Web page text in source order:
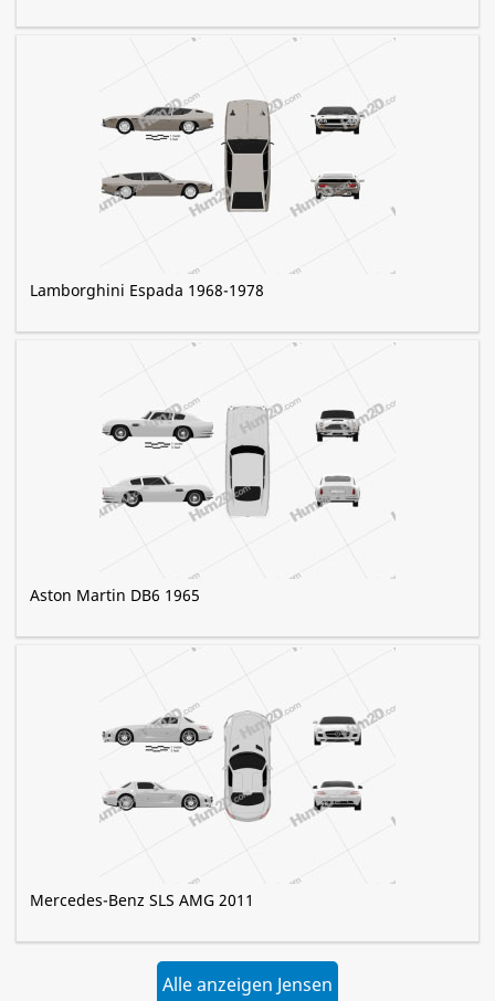
Lamborghini Espada 1968-1978
Aston Martin DB6 1965
Mercedes-Benz SLS AMG 2011
Alle anzeigen Jensen